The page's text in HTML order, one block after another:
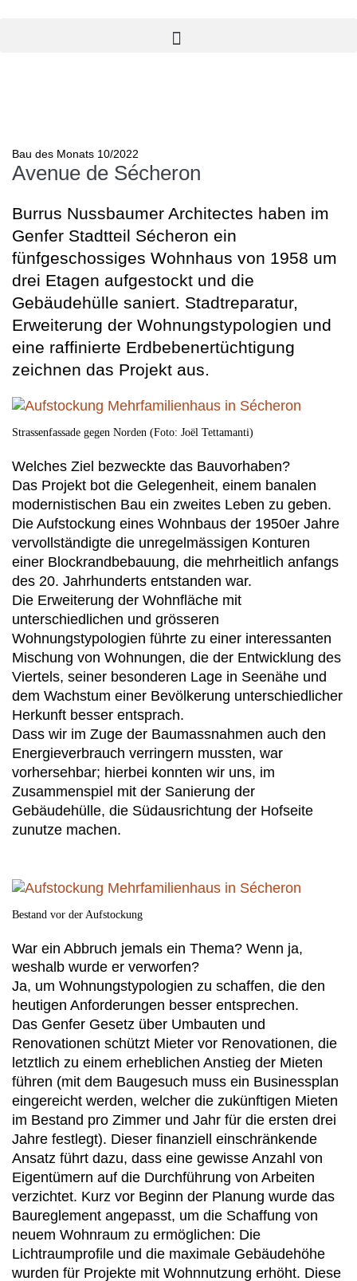
Bau des Monats 10/2022
Avenue de Sécheron
Burrus Nussbaumer Architectes haben im
Genfer Stadtteil Sécheron ein
fünfgeschossiges Wohnhaus von 1958 um
drei Etagen aufgestockt und die
Gebäudehülle saniert. Stadtreparatur,
Erweiterung der Wohnungstypologien und
eine raffinierte Erdbebenertüchtigung
zeichnen das Projekt aus.
Strassenfassade gegen Norden (Foto: Joël Tettamanti)
Welches Ziel bezweckte das Bauvorhaben?
Das Projekt bot die Gelegenheit, einem banalen
modernistischen Bau ein zweites Leben zu geben.
Die Aufstockung eines Wohnbaus der 1950er Jahre
vervollständigte die unregelmässigen Konturen
einer Blockrandbebauung, die mehrheitlich anfangs
des 20. Jahrhunderts entstanden war.
Die Erweiterung der Wohnfläche mit
unterschiedlichen und grösseren
Wohnungstypologien führte zu einer interessanten
Mischung von Wohnungen, die der Entwicklung des
Viertels, seiner besonderen Lage in Seenähe und
dem Wachstum einer Bevölkerung unterschiedlicher
Herkunft besser entsprach.
Dass wir im Zuge der Baumassnahmen auch den
Energieverbrauch verringern mussten, war
vorhersehbar; hierbei konnten wir uns, im
Zusammenspiel mit der Sanierung der
Gebäudehülle, die Südausrichtung der Hofseite
zunutze machen.
Bestand vor der Aufstockung
War ein Abbruch jemals ein Thema? Wenn ja,
weshalb wurde er verworfen?
Ja, um Wohnungstypologien zu schaffen, die den
heutigen Anforderungen besser entsprechen.
Das Genfer Gesetz über Umbauten und
Renovationen schützt Mieter vor Renovationen, die
letztlich zu einem erheblichen Anstieg der Mieten
führen (mit dem Baugesuch muss ein Businessplan
eingereicht werden, welcher die zukünftigen Mieten
im Bestand pro Zimmer und Jahr für die ersten drei
Jahre festlegt). Dieser finanziell einschränkende
Ansatz führt dazu, dass eine gewisse Anzahl von
Eigentümern auf die Durchführung von Arbeiten
verzichtet. Kurz vor Beginn der Planung wurde das
Baureglement angepasst, um die Schaffung von
neuem Wohnraum zu ermöglichen: Die
Lichtraumprofile und die maximale Gebäudehöhe
wurden für Projekte mit Wohnnutzung erhöht. Diese